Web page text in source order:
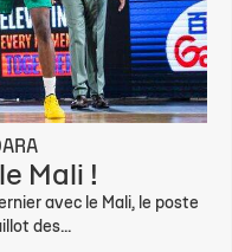
Mali !
avec le Mali, le poste
des...